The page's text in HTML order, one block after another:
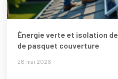
Énergie verte et isolation
de pasquet couverture
28 mai 2026